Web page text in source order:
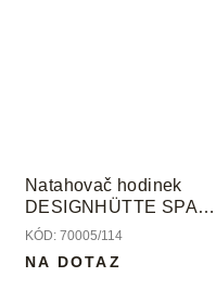
Natahovač hodinek
DESIGNHÜTTE SPACE
1
KÓD: 70005/114
NA DOTAZ